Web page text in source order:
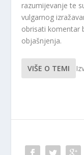
razumijevanje te
vulgarnog
obrisati komentar
objašnjenja.
VIŠE O TEMI